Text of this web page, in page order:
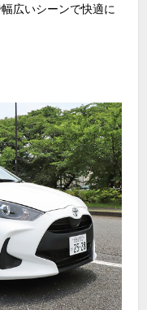
広いシーンで快適に